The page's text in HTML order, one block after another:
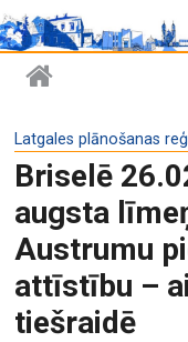
Latgales plānošanas
Briselē
augsta
Austrumu
attīstību –
tiešraidē